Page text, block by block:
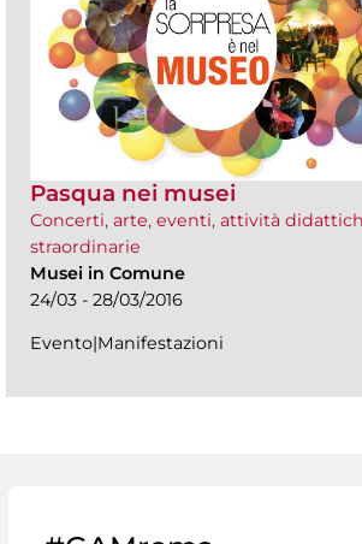
Pasqua nei musei
Concerti, arte, eventi, attività
straordinarie
Musei in Comune
24/03 - 28/03/2016
Evento|Manifestazioni